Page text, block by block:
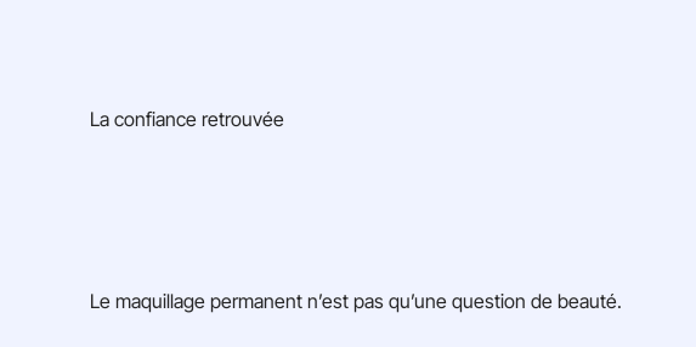
La confiance retrouvée
Le maquillage permanent n’est pas qu’une question de beauté.